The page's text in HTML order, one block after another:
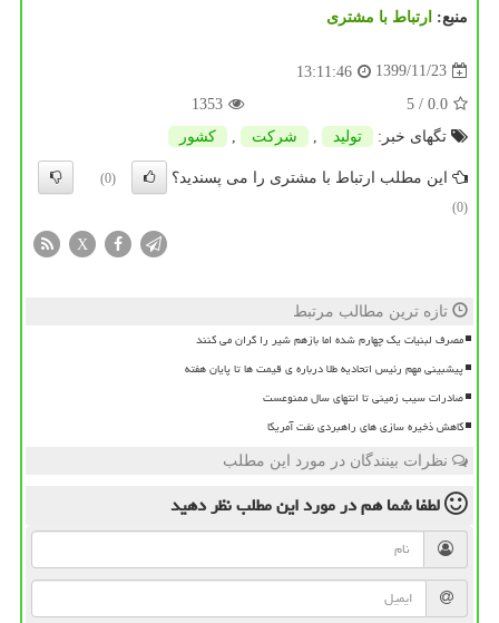
منبع: ارتباط با مشتری
1399/11/23
13:11:46
0.0
/ 5
1353
تگهای خبر:
تولید , شركت , كشور
این مطلب ارتباط با مشتری را می پسندید؟
(0)
(0)
X
تازه ترین مطالب مرتبط
مصرف لبنیات یک چهارم شده اما بازهم شیر را گران می کنند
پیشبینی مهم رئیس اتحادیه طلا درباره ی قیمت ها تا پایان هفته
صادرات سیب زمینی تا انتهای سال ممنوعست
کاهش ذخیره سازی های راهبردی نفت آمریکا
نظرات بینندگان در مورد این مطلب
لطفا شما همدر مورد این مطلبنظر دهید